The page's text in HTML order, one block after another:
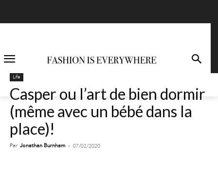
Life
Casper ou l’art de bien dormir
(même avec un bébé dans la
place)!
Par Jonathan Burnham - 07/02/2020